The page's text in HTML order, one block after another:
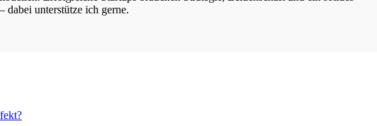
dabei unterstütze ich gerne.